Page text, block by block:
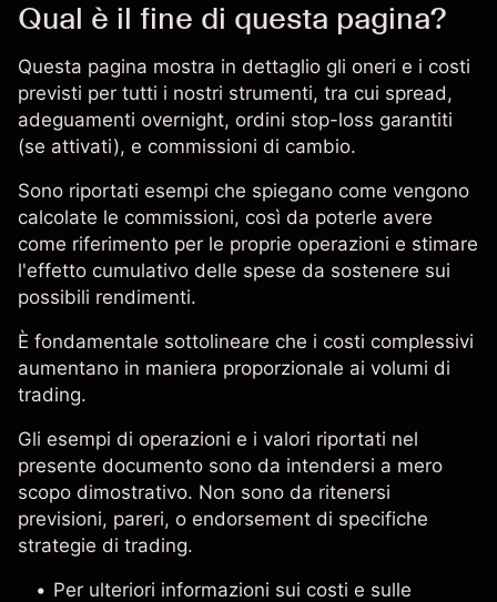
Qual è il fine di questa pagina?
Questa pagina mostra in dettaglio gli oneri e i costi
previsti per tutti i nostri strumenti, tra cui spread,
adeguamenti overnight, ordini stop-loss garantiti
(se attivati), e commissioni di cambio.
Sono riportati esempi che spiegano come vengono
calcolate le commissioni, così da poterle avere
come riferimento per le proprie operazioni e stimare
l'effetto cumulativo delle spese da sostenere sui
possibili rendimenti.
È fondamentale sottolineare che i costi complessivi
aumentano in maniera proporzionale ai volumi di
trading.
Gli esempi di operazioni e i valori riportati nel
presente documento sono da intendersi a mero
scopo dimostrativo. Non sono da ritenersi
previsioni, pareri, o endorsement di specifiche
strategie di trading.
Per ulteriori informazioni sui costi e sulle